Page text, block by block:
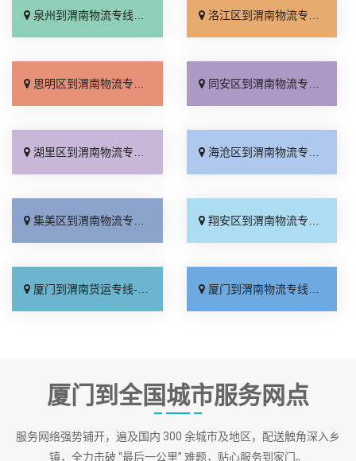
泉州到渭南物流专线_直发全境「整车配货」 洛江区到渭南物流专线_专线直达「准时到货」
思明区到渭南物流专线_要几天到「托运省心」 同安区到渭南物流专线_全程直达「资质齐全」
湖里区到渭南物流专线_全境配送「几天到达」 海沧区到渭南物流专线_怎么收费「价格透明」
集美区到渭南物流专线_高效运输「上门取件」 翔安区到渭南物流专线_专业靠谱「来电咨询」
厦门到渭南货运专线-厦门到渭南物流公司_诚信为先「送货到门」 厦门到渭南物流专线_多久能到「高速快运」
厦门到全国城市服务网点
服务网络强势铺开，遍及国内 300 余城市及地区，配送触角深入乡
镇，全力击破 “最后一公里” 难题，贴心服务到家门。